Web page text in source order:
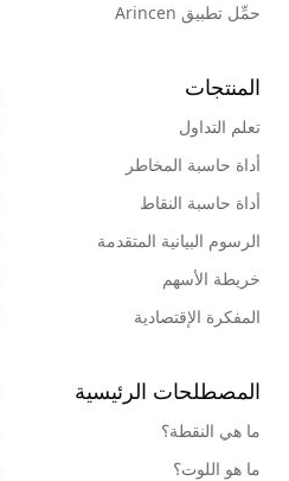
حمِّل تطبيق Arincen
المنتجات
تعلم التداول
أداة حاسبة المخاطر
أداة حاسبة النقاط
الرسوم البيانية المتقدمة
خريطة الأسهم
المفكرة الإقتصادية
المصطلحات الرئيسية
ما هي النقطة؟
ما هو اللوت؟